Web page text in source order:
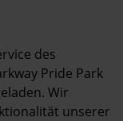
des
Pride Park
Wir
unserer